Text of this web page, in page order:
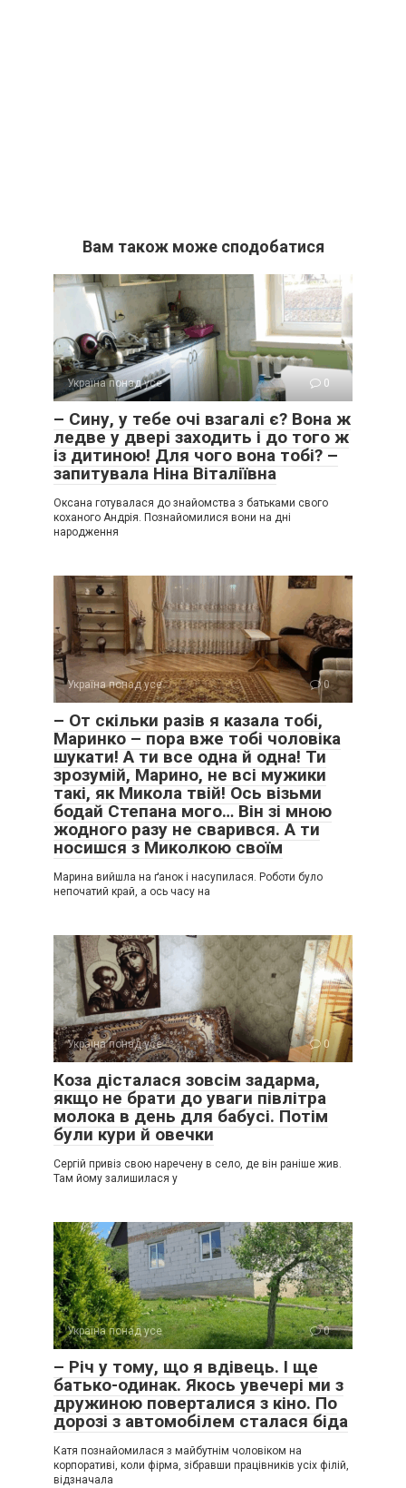
Вам також може сподобатися
Україна понад усе 0
– Сину, у тебе очі взагалі є? Вона ж
ледве у двері заходить і до того ж
із дитиною! Для чого вона тобі? –
запитувала Ніна Віталіївна
Оксана готувалася до знайомства з батьками свого
коханого Андрія. Познайомилися вони на дні
народження
Україна понад усе 0
– От скільки разів я казала тобі,
Маринко – пора вже тобі чоловіка
шукати! А ти все одна й одна! Ти
зрозумій, Марино, не всі мужики
такі, як Микола твій! Ось візьми
бодай Степана мого… Він зі мною
жодного разу не сварився. А ти
носишся з Миколкою своїм
Марина вийшла на ґанок і насупилася. Роботи було
непочатий край, а ось часу на
Україна понад усе 0
Коза дісталася зовсім задарма,
якщо не брати до уваги півлітра
молока в день для бабусі. Потім
були кури й овечки
Сергій привіз свою наречену в село, де він раніше жив.
Там йому залишилася у
Україна понад усе 0
– Річ у тому, що я вдівець. І ще
батько-одинак. Якось увечері ми з
дружиною поверталися з кіно. По
дорозі з автомобілем сталася біда
Катя познайомилася з майбутнім чоловіком на
корпоративі, коли фірма, зібравши працівників усіх філій,
відзначала